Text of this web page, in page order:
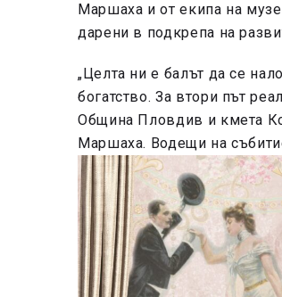
Маршаха и от екипа на
дарени в подкрепа на
„Целта ни е балът да се
богатство. За втори път
Община Пловдив и кмета
Маршаха. Водещи на